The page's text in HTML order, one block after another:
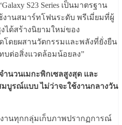
S23 Series เป็นมาตรฐาน
านสมาร์ทโฟนระดับ พรีเมี่ยมที่ผู้
ได้สร้างนิยามใหม่ของ
ดยผสานวัตกรรมและพลังที่ยั่งยืน
ต่อสิ่งแวดล้อมน้อยลง”
นวนเมกะพิกเซลสูงสุด และ
มบูรณ์แบบ ไม่ว่าจะใช้งานกลางวัน
งานทุกกลุ่มเก็บภาพปรากฏการณ์